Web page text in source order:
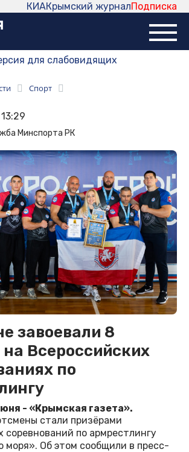
Подписка
Крымский журнал
КИА
для слабовидящих
Спорт
Минспорта РК
завоевали 8
Всероссийских
по
- «Крымская газета».
стали призёрами
соревнований по армрестлингу
моря». Об этом сообщили в пресс-